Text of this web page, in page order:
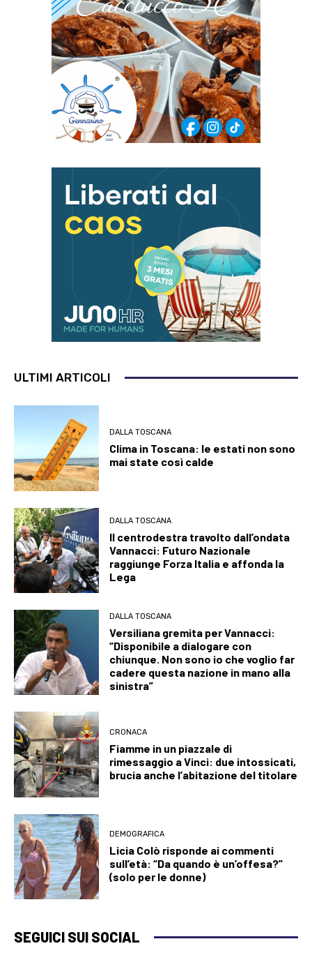
ULTIMI ARTICOLI
DALLA TOSCANA
Clima in Toscana: le estati non sono
mai state così calde
DALLA TOSCANA
Il centrodestra travolto dall’ondata
Vannacci: Futuro Nazionale
raggiunge Forza Italia e affonda la
Lega
DALLA TOSCANA
Versiliana gremita per Vannacci:
“Disponibile a dialogare con
chiunque. Non sono io che voglio far
cadere questa nazione in mano alla
sinistra”
CRONACA
Fiamme in un piazzale di
rimessaggio a Vinci: due intossicati,
brucia anche l’abitazione del titolare
DEMOGRAFICA
Licia Colò risponde ai commenti
sull’età: “Da quando è un’offesa?”
(solo per le donne)
SEGUICI SUI SOCIAL